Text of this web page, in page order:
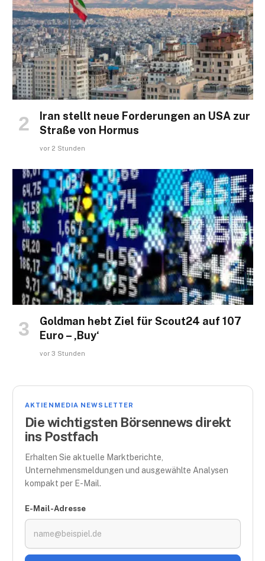
Iran stellt neue Forderungen an USA zur
Straße von Hormus
vor 2 Stunden
Goldman hebt Ziel für Scout24 auf 107
Euro – ‚Buy‘
vor 3 Stunden
AKTIENMEDIA NEWSLETTER
Die wichtigsten Börsennews direkt
ins Postfach
Erhalten Sie aktuelle Marktberichte,
Unternehmensmeldungen und ausgewählte Analysen
kompakt per E-Mail.
E-Mail-Adresse